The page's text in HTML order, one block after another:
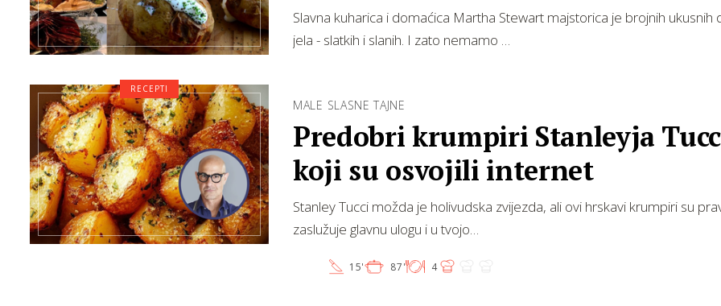
Slavna kuharica i domaćica Martha Stewart majstorica je brojnih ukusnih
jela - slatkih i slanih. I zato nemamo …
MALE SLASNE TAJNE
Predobri krumpiri Stanleyja
koji su osvojili internet
Stanley Tucci možda je holivudska zvijezda, ali ovi hrskavi krumpiri su
zaslužuje glavnu ulogu i u tvojo…
15' 87' 4
RECEPTI